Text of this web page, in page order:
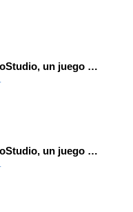
Programa con OctoStudio, un juego de disparos contra Zombies con un cargador basado en el House of the dead
Programa con OctoStudio, un juego homenajeando al House of the dead con Zombies